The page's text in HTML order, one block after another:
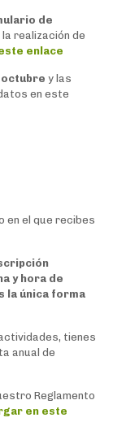
de
realización de
enlace
octubre y las
en este
en el que recibes
y hora de
la única forma
tienes
anual de
Reglamento
en este